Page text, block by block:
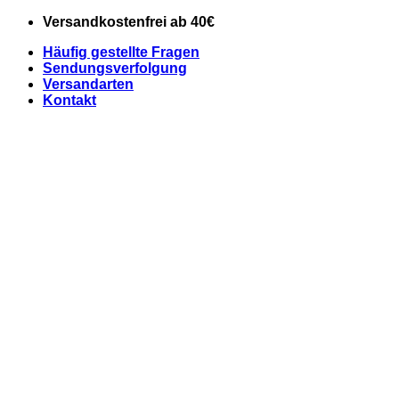
Zum
springen
Versandkostenfrei ab 40€
Häufig gestellte Fragen
Sendungsverfolgung
Versandarten
Kontakt